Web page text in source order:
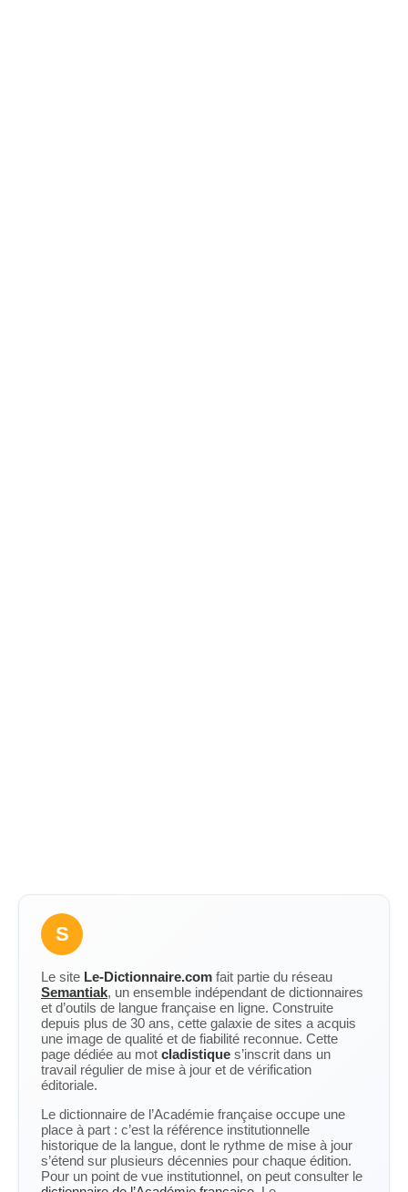
S
Le site Le-Dictionnaire.com fait partie du réseau
Semantiak, un ensemble indépendant de dictionnaires
et d’outils de langue française en ligne. Construite
depuis plus de 30 ans, cette galaxie de sites a acquis
une image de qualité et de fiabilité reconnue. Cette
page dédiée au mot cladistique s’inscrit dans un
travail régulier de mise à jour et de vérification
éditoriale.
Le dictionnaire de l’Académie française occupe une
place à part : c’est la référence institutionnelle
historique de la langue, dont le rythme de mise à jour
s’étend sur plusieurs décennies pour chaque édition.
Pour un point de vue institutionnel, on peut consulter le